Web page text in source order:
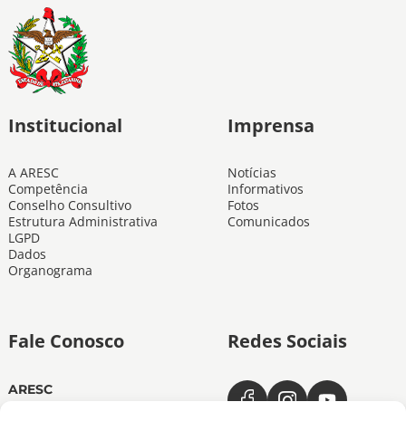
Institucional
A ARESC
Competência
Conselho Consultivo
Estrutura Administrativa
LGPD
Dados
Organograma
Imprensa
Notícias
Informativos
Fotos
Comunicados
Fale Conosco
ARESC
Redes Sociais